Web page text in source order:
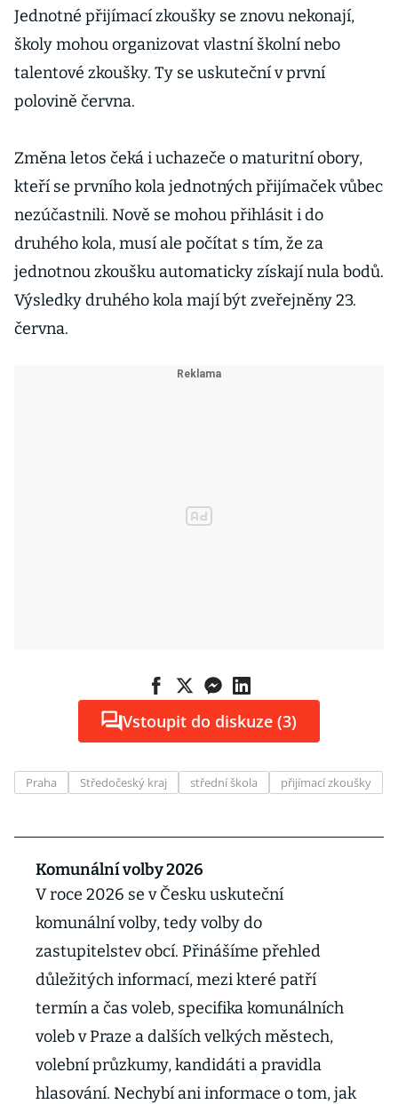
Jednotné přijímací zkoušky se znovu nekonají,
školy mohou organizovat vlastní školní nebo
talentové zkoušky. Ty se uskuteční v první
polovině června.
Změna letos čeká i uchazeče o maturitní obory,
kteří se prvního kola jednotných přijímaček vůbec
nezúčastnili. Nově se mohou přihlásit i do
druhého kola, musí ale počítat s tím, že za
jednotnou zkoušku automaticky získají nula bodů.
Výsledky druhého kola mají být zveřejněny 23.
června.
Vstoupit do diskuze (3)
Praha Středočeský kraj střední škola přijímací zkoušky
Komunální volby 2026
V roce 2026 se v Česku uskuteční
komunální volby, tedy volby do
zastupitelstev obcí. Přinášíme přehled
důležitých informací, mezi které patří
termín a čas voleb, specifika komunálních
voleb v Praze a dalších velkých městech,
volební průzkumy, kandidáti a pravidla
hlasování. Nechybí ani informace o tom, jak